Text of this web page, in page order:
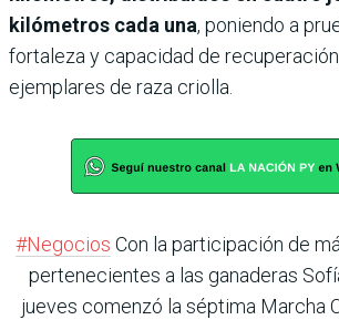
kilómetros cada una, poniendo a
fortaleza y capacidad de
ejemplares de raza criolla.
#Negocios Con la participación de
pertenecientes a las ganaderas
jueves comenzó la séptima Marcha